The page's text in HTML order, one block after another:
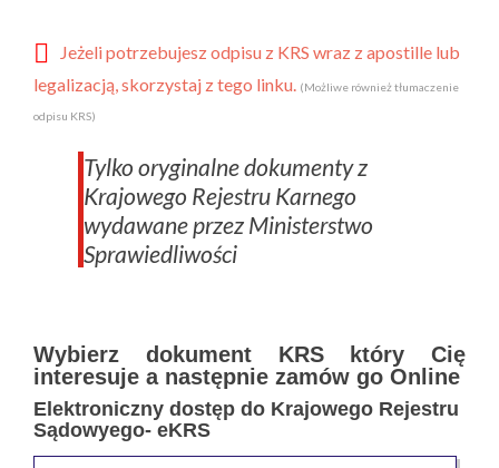
Jeżeli potrzebujesz odpisu z KRS wraz z apostille lub
legalizacją, skorzystaj z tego linku. (Możliwe również tłumaczenie
odpisu KRS)
Tylko oryginalne dokumenty z
Krajowego Rejestru Karnego
wydawane przez Ministerstwo
Sprawiedliwości
Wybierz dokument KRS który Cię
interesuje a następnie zamów go Online
Elektroniczny dostęp do Krajowego Rejestru
Sądowyego- eKRS